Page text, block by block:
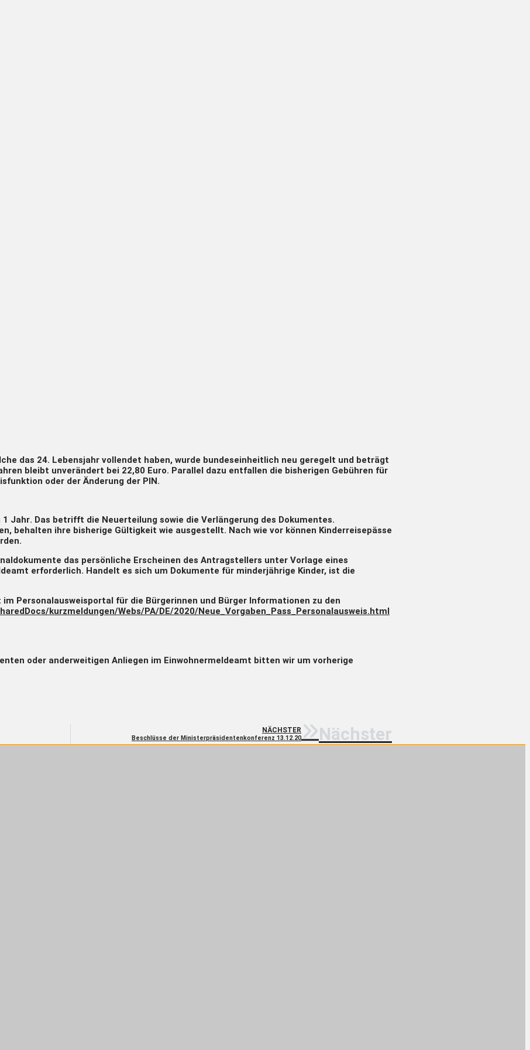
das 24. Lebensjahr vollendet haben, wurde bundeseinheitlich neu geregelt und beträgt
bleibt unverändert bei 22,80 Euro. Parallel dazu entfallen die bisherigen Gebühren für
oder der Änderung der PIN.
1 Jahr. Das betrifft die Neuerteilung sowie die Verlängerung des Dokumentes.
behalten ihre bisherige Gültigkeit wie ausgestellt. Nach wie vor können Kinderreisepässe
das persönliche Erscheinen des Antragstellers unter Vorlage eines
erforderlich. Handelt es sich um Dokumente für minderjährige Kinder, ist die
Personalausweisportal für die Bürgerinnen und Bürger Informationen zu den
kurzmeldungen/Webs/PA/DE/2020/Neue_Vorgaben_Pass_Personalausweis.html
oder anderweitigen Anliegen im Einwohnermeldeamt bitten wir um vorherige
NÄCHSTER
Beschlüsse der Ministerpräsidentenkonferenz 13.12.20 Nächster